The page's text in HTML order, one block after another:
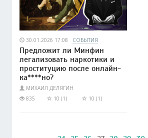
30.01.2026 17:08 СОБЫТИЯ
Предложит ли Минфин
легализовать наркотики и
проституцию после онлайн-
ка****но?
МИХАИЛ ДЕЛЯГИН
835
10 (1) 10 (1)